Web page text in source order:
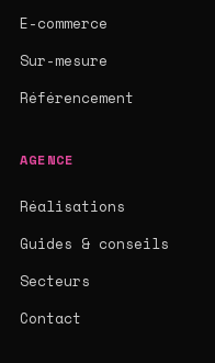
E-commerce
Sur-mesure
Référencement
AGENCE
Réalisations
Guides & conseils
Secteurs
Contact